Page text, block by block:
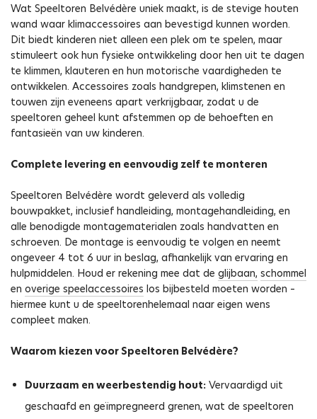
Wat Speeltoren Belvédère uniek maakt, is de stevige houten
wand waar klimaccessoires aan bevestigd kunnen worden.
Dit biedt kinderen niet alleen een plek om te spelen, maar
stimuleert ook hun fysieke ontwikkeling door hen uit te dagen
te klimmen, klauteren en hun motorische vaardigheden te
ontwikkelen. Accessoires zoals handgrepen, klimstenen en
touwen zijn eveneens apart verkrijgbaar, zodat u de
speeltoren geheel kunt afstemmen op de behoeften en
fantasieën van uw kinderen.
Complete levering en eenvoudig zelf te monteren
Speeltoren Belvédère wordt geleverd als volledig
bouwpakket, inclusief handleiding, montagehandleiding, en
alle benodigde montagematerialen zoals handvatten en
schroeven. De montage is eenvoudig te volgen en neemt
ongeveer 4 tot 6 uur in beslag, afhankelijk van ervaring en
hulpmiddelen. Houd er rekening mee dat de glijbaan, schommel
en overige speelaccessoires los bijbesteld moeten worden –
hiermee kunt u de speeltorenhelemaal naar eigen wens
compleet maken.
Waarom kiezen voor Speeltoren Belvédère?
Duurzaam en weerbestendig hout: Vervaardigd uit
geschaafd en geïmpregneerd grenen, wat de speeltoren